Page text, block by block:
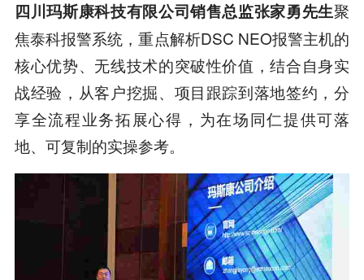
四川玛斯康科技有限公司销售总监张家勇先生聚
焦泰科报警系统，重点解析DSC NEO报警主机的
核心优势、无线技术的突破性价值，结合自身实
战经验，从客户挖掘、项目跟踪到落地签约，分
享全流程业务拓展心得，为在场同仁提供可落
地、可复制的实操参考。